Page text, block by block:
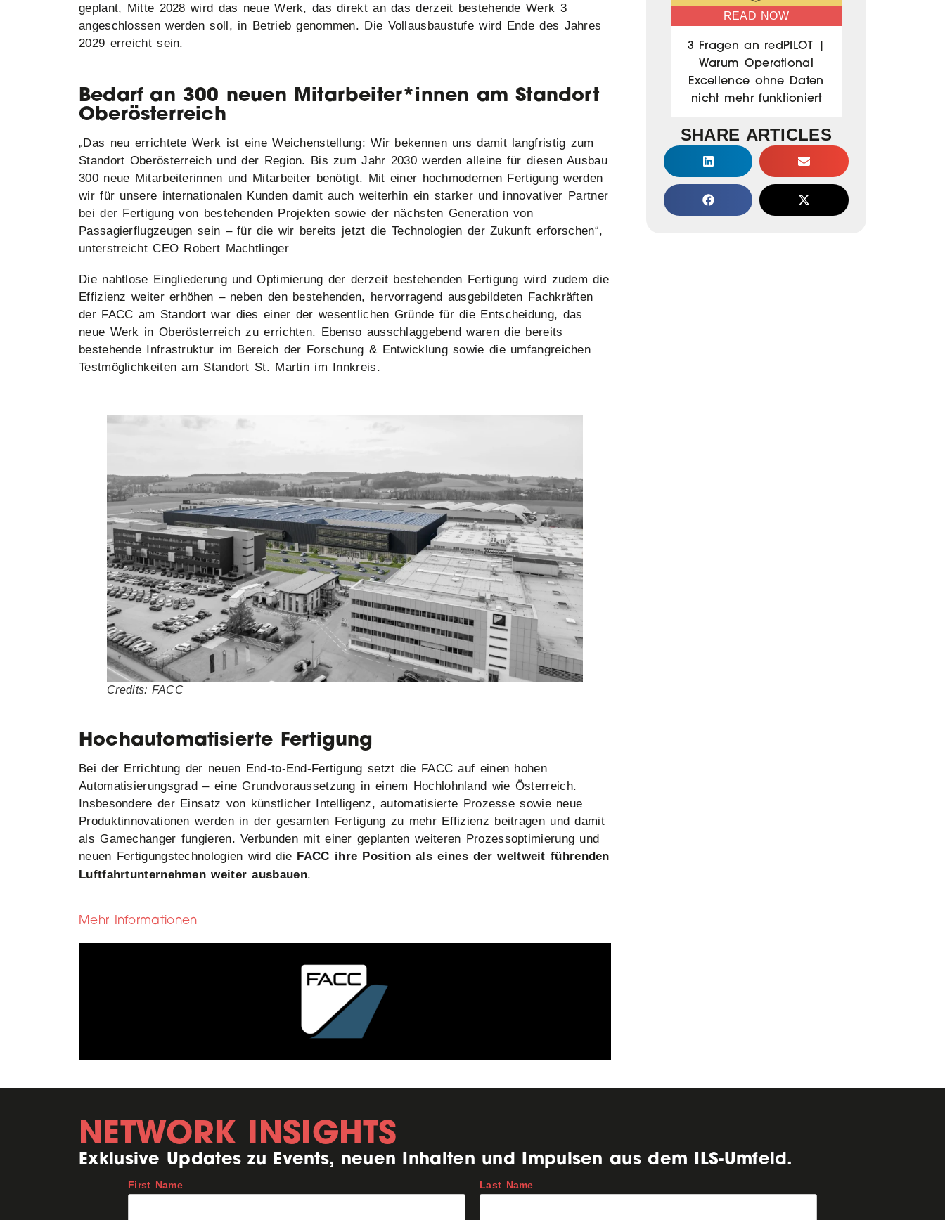
geplant, Mitte 2028 wird das neue Werk, das direkt an das derzeit bestehende Werk 3
angeschlossen werden soll, in Betrieb genommen. Die Vollausbaustufe wird Ende des Jahres
2029 erreicht sein.
Bedarf an 300 neuen Mitarbeiter*innen am Standort
Oberösterreich
„Das neu errichtete Werk ist eine Weichenstellung: Wir bekennen uns damit langfristig zum
Standort Oberösterreich und der Region. Bis zum Jahr 2030 werden alleine für diesen Ausbau
300 neue Mitarbeiterinnen und Mitarbeiter benötigt. Mit einer hochmodernen Fertigung werden
wir für unsere internationalen Kunden damit auch weiterhin ein starker und innovativer Partner
bei der Fertigung von bestehenden Projekten sowie der nächsten Generation von
Passagierflugzeugen sein – für die wir bereits jetzt die Technologien der Zukunft erforschen“,
unterstreicht CEO Robert Machtlinger
Die nahtlose Eingliederung und Optimierung der derzeit bestehenden Fertigung wird zudem die
Effizienz weiter erhöhen – neben den bestehenden, hervorragend ausgebildeten Fachkräften
der FACC am Standort war dies einer der wesentlichen Gründe für die Entscheidung, das
neue Werk in Oberösterreich zu errichten. Ebenso ausschlaggebend waren die bereits
bestehende Infrastruktur im Bereich der Forschung & Entwicklung sowie die umfangreichen
Testmöglichkeiten am Standort St. Martin im Innkreis.
Credits: FACC
Hochautomatisierte Fertigung
Bei der Errichtung der neuen End-to-End-Fertigung setzt die FACC auf einen hohen
Automatisierungsgrad – eine Grundvoraussetzung in einem Hochlohnland wie Österreich.
Insbesondere der Einsatz von künstlicher Intelligenz, automatisierte Prozesse sowie neue
Produktinnovationen werden in der gesamten Fertigung zu mehr Effizienz beitragen und damit
als Gamechanger fungieren. Verbunden mit einer geplanten weiteren Prozessoptimierung und
neuen Fertigungstechnologien wird die FACC ihre Position als eines der weltweit führenden
Luftfahrtunternehmen weiter ausbauen.
Mehr Informationen
READ NOW
3 Fragen an redPILOT |
Warum Operational
Excellence ohne Daten
nicht mehr funktioniert
SHARE ARTICLES
NETWORK INSIGHTS
Exklusive Updates zu Events, neuen Inhalten und Impulsen aus dem ILS-Umfeld.
First Name Last Name